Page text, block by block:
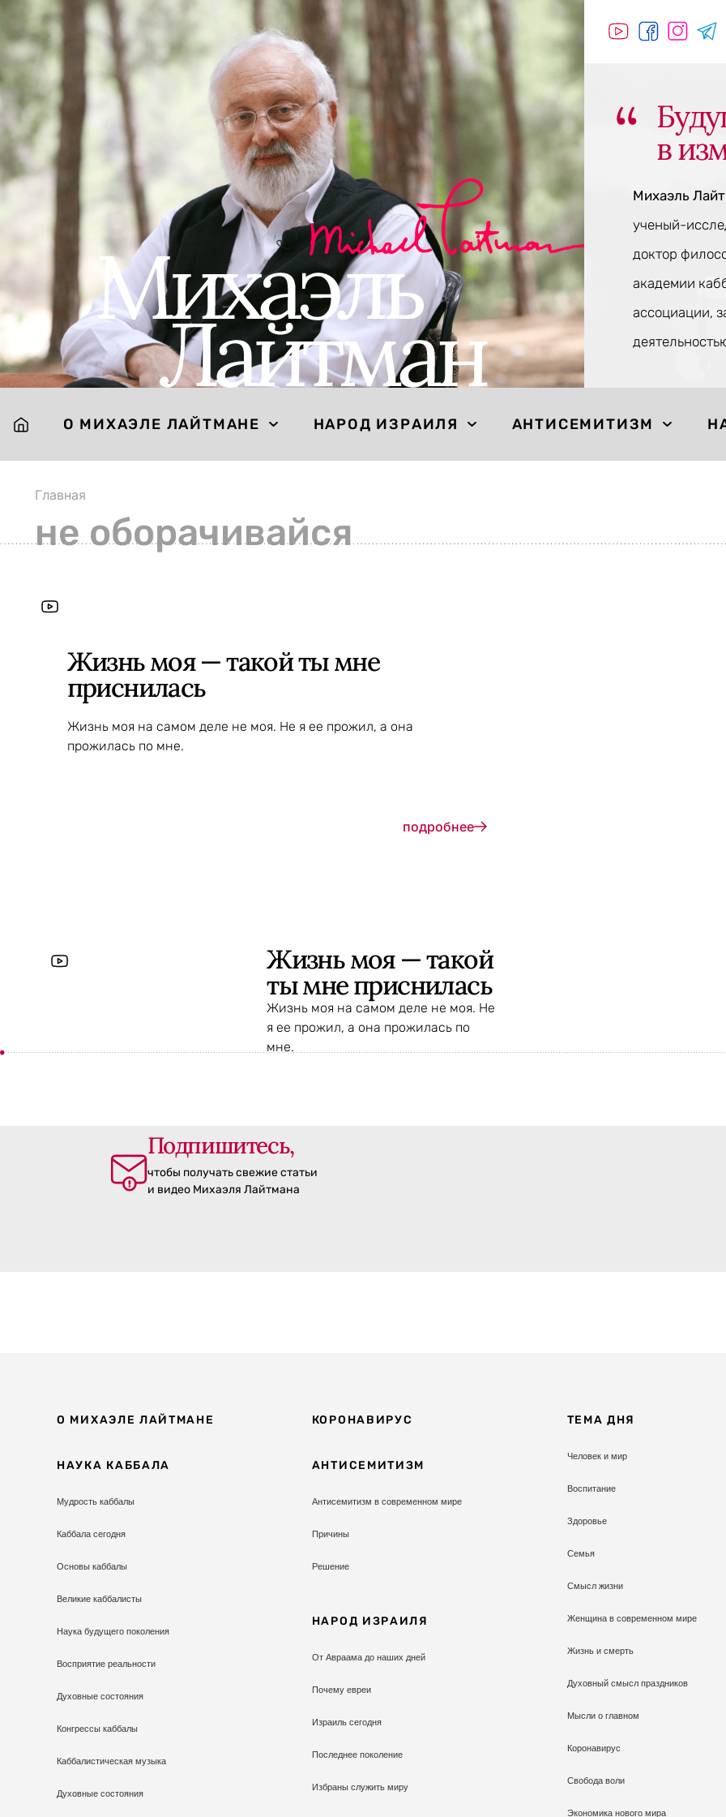
в
Михаэль
ученый-
доктор
академии
ассоциации,
О МИХАЭЛЕ ЛАЙТМАНЕ НАРОД ИЗРАИЛЯ АНТИСЕМИТИЗМ
Главная
не оборачивайся
Жизнь моя — такой ты мне
приснилась
Жизнь моя на самом деле не моя. Не я ее прожил, а она
прожилась по мне.
подробнее
Жизнь моя — такой
ты мне приснилась
Жизнь моя на самом деле не моя. Не
я ее прожил, а она прожилась по
мне.
Подпишитесь,
чтобы получать свежие статьи
и видео Михаэля Лайтмана
О МИХАЭЛЕ ЛАЙТМАНЕ
НАУКА КАББАЛА
Мудрость каббалы
Каббала сегодня
Основы каббалы
Великие каббалисты
Наука будущего поколения
Восприятие реальности
Духовные состояния
Конгрессы каббалы
Каббалистическая музыка
Духовные состояния
КОРОНАВИРУС
АНТИСЕМИТИЗМ
Антисемитизм в современном мире
Причины
Решение
НАРОД ИЗРАИЛЯ
От Авраама до наших дней
Почему евреи
Израиль сегодня
Последнее поколение
Избраны служить миру
ТЕМА ДНЯ
Человек и мир
Воспитание
Здоровье
Семья
Смысл жизни
Женщина в современном мире
Жизнь и смерть
Духовный смысл праздников
Мысли о главном
Коронавирус
Свобода воли
Экономика нового мира